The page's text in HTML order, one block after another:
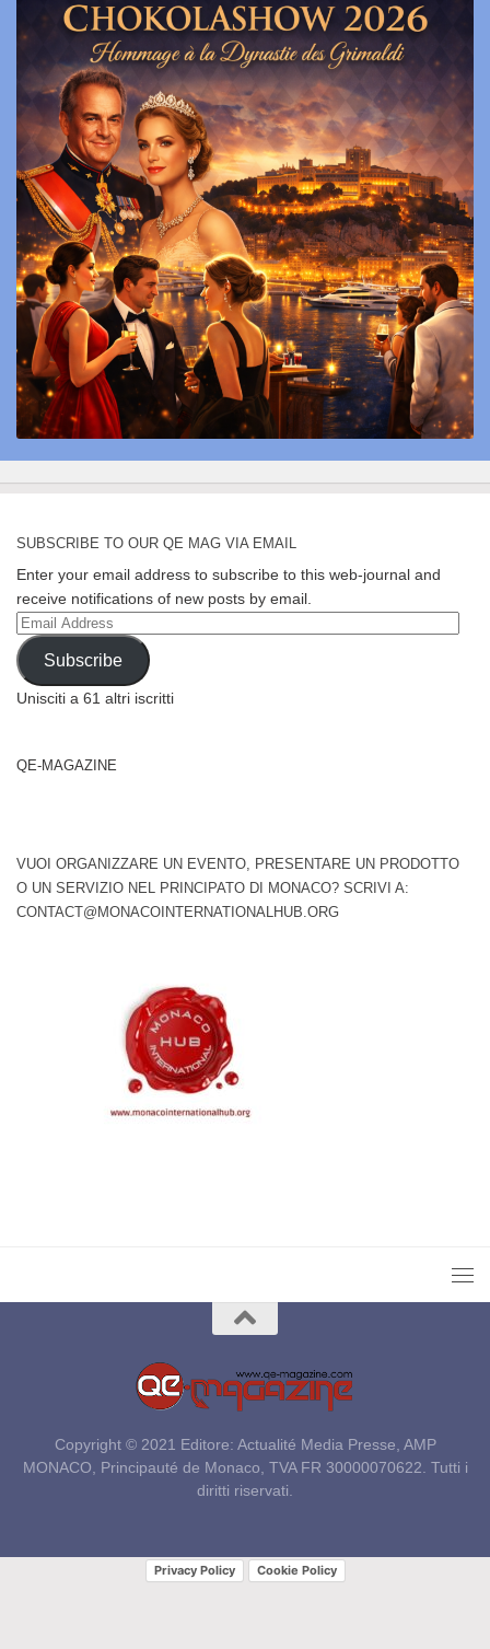
SUBSCRIBE TO OUR QE MAG VIA EMAIL
Enter your email address to subscribe to this web-journal and
receive notifications of new posts by email.
Email
Address
Subscribe
Unisciti a 61 altri iscritti
QE-MAGAZINE
VUOI ORGANIZZARE UN EVENTO, PRESENTARE UN PRODOTTO
O UN SERVIZIO NEL PRINCIPATO DI MONACO? SCRIVI A:
CONTACT@MONACOINTERNATIONALHUB.ORG
Copyright © 2021 Editore: Actualité Media Presse, AMP
MONACO, Principauté de Monaco, TVA FR 30000070622. Tutti i
diritti riservati.
Privacy Policy Cookie Policy